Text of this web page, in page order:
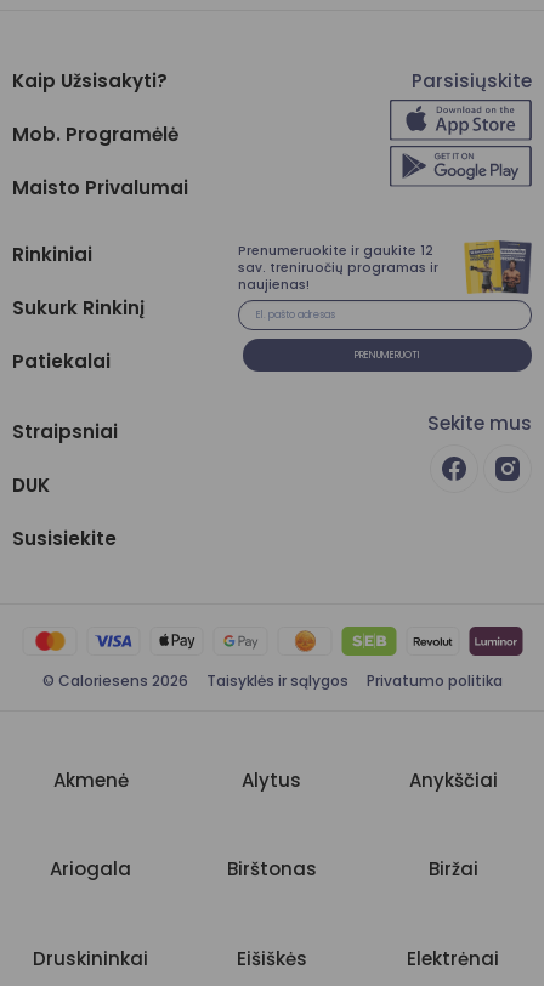
Kaip Užsisakyti?
Mob. Programėlė
Maisto Privalumai
Rinkiniai
Sukurk Rinkinį
Patiekalai
Straipsniai
DUK
Susisiekite
Parsisiųskite
Prenumeruokite ir gaukite 12
sav. treniruočių programas ir
naujienas!
PRENUMERUOTI
Sekite mus
© Caloriesens 2026 Taisyklės ir sąlygos Privatumo politika
Akmenė Alytus Anykščiai
Ariogala Birštonas Biržai
Druskininkai Eišiškės Elektrėnai